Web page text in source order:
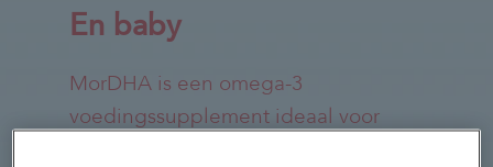
En baby
MorDHA is een omega-3
voedingssupplement ideaal voor